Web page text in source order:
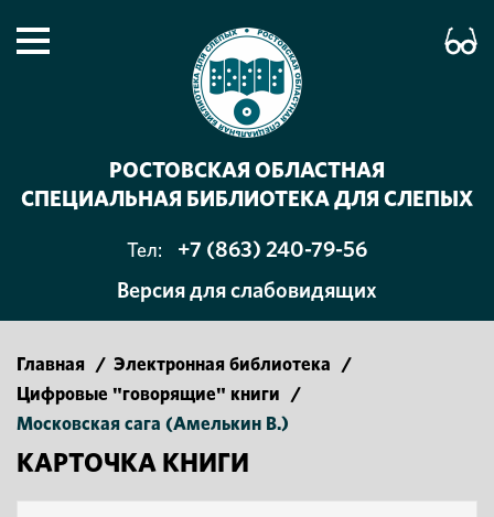
РОСТОВСКАЯ ОБЛАСТНАЯ
СПЕЦИАЛЬНАЯ БИБЛИОТЕКА ДЛЯ СЛЕПЫХ
Тел:
+7 (863) 240-79-56
Версия для слабовидящих
Главная / Электронная библиотека
/
Цифровые "говорящие" книги
/
Московская сага (Амелькин В.)
КАРТОЧКА КНИГИ